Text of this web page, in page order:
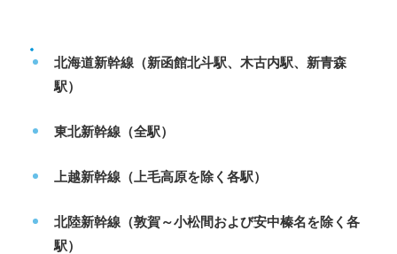
北海道新幹線（新函館北斗駅、木古内駅、新青森
駅）
東北新幹線（全駅）
上越新幹線（上毛高原を除く各駅）
北陸新幹線（敦賀～小松間および安中榛名を除く各
駅）